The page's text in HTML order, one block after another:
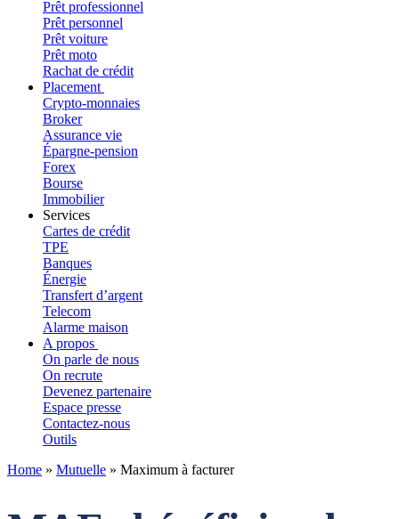
Prêt professionnel
Prêt personnel
Prêt voiture
Prêt moto
Rachat de crédit
Placement
Crypto-monnaies
Broker
Assurance vie
Épargne-pension
Forex
Bourse
Immobilier
Services
Cartes de crédit
TPE
Banques
Énergie
Transfert d’argent
Telecom
Alarme maison
A propos
On parle de nous
On recrute
Devenez partenaire
Espace presse
Contactez-nous
Outils
Home » Mutuelle » Maximum à facturer